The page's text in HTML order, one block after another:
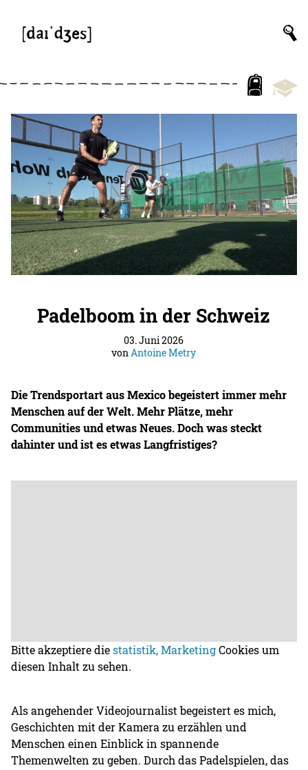
Padelboom in der Schweiz
03. Juni 2026
vonAntoine Metry
Die Trendsportart aus Mexico begeistert immer mehr
Menschen auf der Welt. Mehr Plätze, mehr
Communities und etwas Neues. Doch was steckt
dahinter und ist es etwas Langfristiges?
Bitte akzeptiere diestatistik, MarketingCookies um
diesen Inhalt zu sehen.
Als angehender Videojournalist begeistert es mich,
Geschichten mit der Kamera zu erzählen und
Menschen einen Einblick in spannende
Themenwelten zu geben. Durch das Padelspielen, das